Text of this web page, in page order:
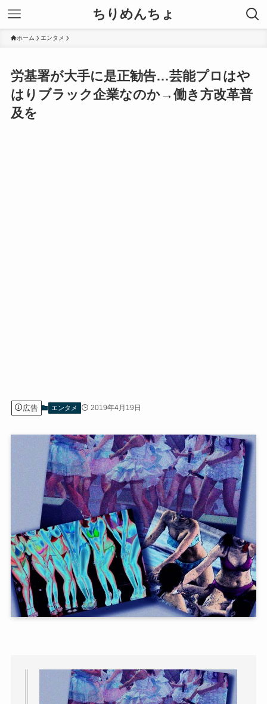
ちりめんちょ
ホーム エンタメ
労基署が大手に是正勧告…芸能プロはや
はりブラック企業なのか→働き方改革普
及を
広告 エンタメ 2019年4月19日